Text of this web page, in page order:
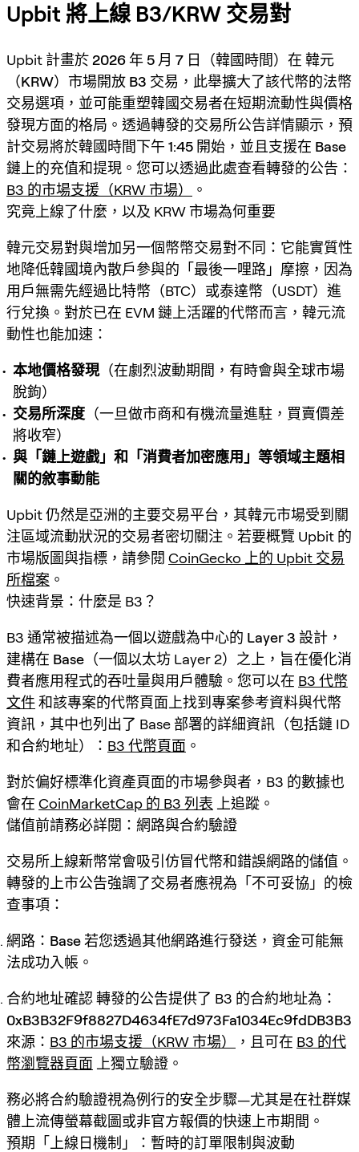
Upbit 將上線 B3/KRW 交易對
Upbit 計畫於2026 年 5 月 7 日（韓國時間） 在 韓元
（KRW）市場開放 B3 交易 ，此舉擴大了該代幣的法幣
交易選項，並可能重塑韓國交易者在短期流動性與價格
發現方面的格局。透過轉發的交易所公告詳情顯示， 預
計交易將於韓國時間下午 1:45 開始 ，並且支援在 Base
鏈上的充值和提現 。您可以透過此處查看轉發的公告：
B3 的市場支援（KRW 市場）
。
究竟上線了什麼，以及 KRW 市場為何重要
韓元交易對與增加另一個幣幣交易對不同：它能實質性
地降低韓國境內散戶參與的「最後一哩路」摩擦，因為
用戶無需先經過比特幣（BTC）或泰達幣（USDT）進
行兌換。對於已在 EVM 鏈上活躍的代幣而言，韓元流
動性也能加速：
本地價格發現（在劇烈波動期間，有時會與全球市場
脫鉤）
交易所深度 （一旦做市商和有機流量進駐，買賣價差
將收窄）
與「鏈上遊戲」和「消費者加密應用」等領域主題相
關的敘事動能
Upbit 仍然是亞洲的主要交易平台，其韓元市場受到關
注區域流動狀況的交易者密切關注。若要概覽 Upbit 的
市場版圖與指標，請參閱 CoinGecko 上的 Upbit 交易
所檔案 。
快速背景：什麼是 B3？
B3 通常被描述為一個以遊戲為中心的 Layer 3 設計，
建構在 Base （一個以太坊 Layer 2）之上，旨在優化消
費者應用程式的吞吐量與用戶體驗。您可以在 B3 代幣
文件和該專案的代幣頁面上找到專案參考資料與代幣
資訊，其中也列出了 Base 部署的詳細資訊（包括鏈 ID
和合約地址）： B3 代幣頁面 。
對於偏好標準化資產頁面的市場參與者，B3 的數據也
會在 CoinMarketCap 的 B3 列表 上追蹤。
儲值前請務必詳閱：網路與合約驗證
交易所上線新幣常會吸引仿冒代幣和錯誤網路的儲值。
轉發的上市公告強調了交易者應視為「不可妥協」的檢
查事項：
網路：Base若您透過其他網路進行發送，資金可能無
法成功入帳。
合約地址確認轉發的公告提供了 B3 的合約地址為：
0xB3B32F9f8827D4634fE7d973Fa1034Ec9fdDB3B3
來源： B3 的市場支援（KRW 市場） ，且可在 B3 的代
幣瀏覽器頁面 上獨立驗證。
務必將合約驗證視為例行的安全步驟—尤其是在社群媒
體上流傳螢幕截圖或非官方報價的快速上市期間。
預期「上線日機制」：暫時的訂單限制與波動